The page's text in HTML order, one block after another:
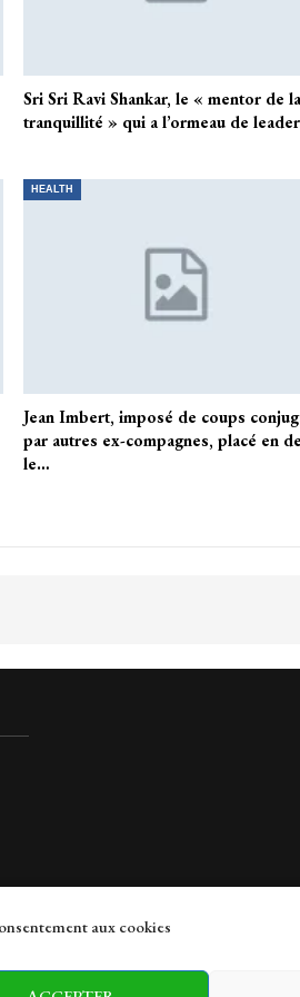
aux cookies
Sri Sri Ravi Shankar, le « mentor de la
tranquillité » qui a l’ormeau de
HEALTH
Jean Imbert, imposé de coups
par autres ex-compagnes, placé en
le…